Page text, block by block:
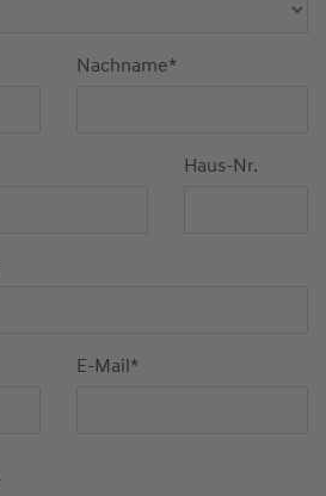
Nachname*
Haus-Nr.
E-Mail*